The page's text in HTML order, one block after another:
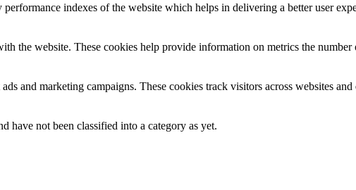
indexes of the website which helps in delivering a better user
the website. These cookies help provide information on metrics the
and marketing campaigns. These cookies track visitors across websites
have not been classified into a category as yet.